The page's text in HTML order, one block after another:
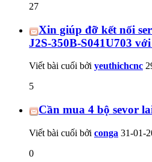
27
Xin giúp đỡ kết nối
J2S-350B-S041U703
Viết bài cuối bởi yeuthichcnc
5
Cần mua 4 bộ sevor
Viết bài cuối bởi conga 31-01-
0